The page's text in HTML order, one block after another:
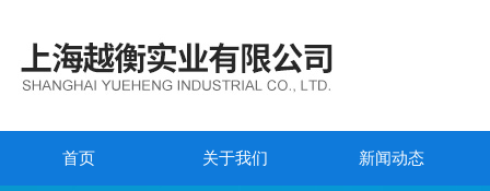
首页 关于我们 新闻动态